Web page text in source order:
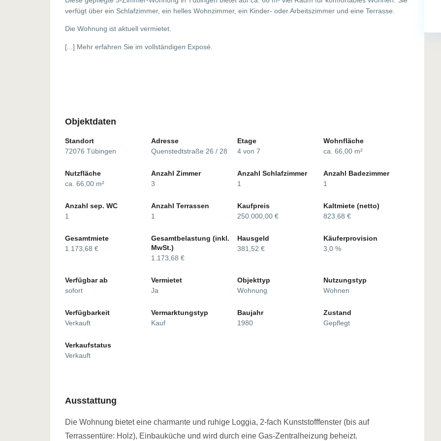
verfügt über ein Schlafzimmer, ein helles Wohnzimmer, ein Kinder- oder Arbeitszimmer und eine Terrasse.
Die Wohnung ist aktuell vermietet.
[...] Mehr erfahren Sie im vollständigen Exposé.
Objektdaten
Standort
72076 Tübingen
Adresse
Quenstedtstraße 26 / 28
Etage
4 von 7
Wohnfläche
ca. 66,00 m²
Nutzfläche
ca. 66,00 m²
Anzahl Zimmer
3
Anzahl Schlafzimmer
1
Anzahl Badezimmer
1
Anzahl sep. WC
1
Anzahl Terrassen
1
Kaufpreis
250.000,00 €
Kaltmiete (netto)
823,68 €
Gesamtmiete
1.173,68 €
Gesamtbelastung (inkl.
MwSt.)
1.173,68 €
Hausgeld
381,52 €
Käuferprovision
3,0 %
Verfügbar ab
sofort
Vermietet
Ja
Objekttyp
Wohnung
Nutzungstyp
Wohnen
Verfügbarkeit
Verkauft
Vermarktungstyp
Kauf
Baujahr
1980
Zustand
Gepflegt
Verkaufstatus
Verkauft
Ausstattung
Die Wohnung bietet eine charmante und ruhige Loggia, 2-fach Kunststofffenster (bis auf
Terrassentüre: Holz), Einbauküche und wird durch eine Gas-Zentralheizung beheizt.